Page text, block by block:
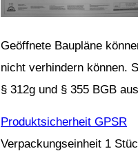
Geöffnete Baupläne
nicht verhindern können.
§ 312g und § 355 BGB
Produktsicherheit GPSR
Verpackungseinheit 1